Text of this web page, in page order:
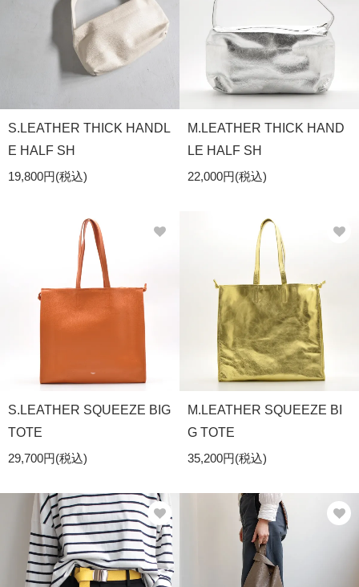
S.LEATHER THICK HANDL
E HALF SH
19,800円(税込)
M.LEATHER THICK HAND
LE HALF SH
22,000円(税込)
S.LEATHER SQUEEZE BIG
TOTE
29,700円(税込)
M.LEATHER SQUEEZE BI
G TOTE
35,200円(税込)